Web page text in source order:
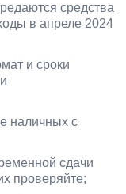
средства
в апреле 2024
и сроки
наличных с
сдачи
проверяйте;